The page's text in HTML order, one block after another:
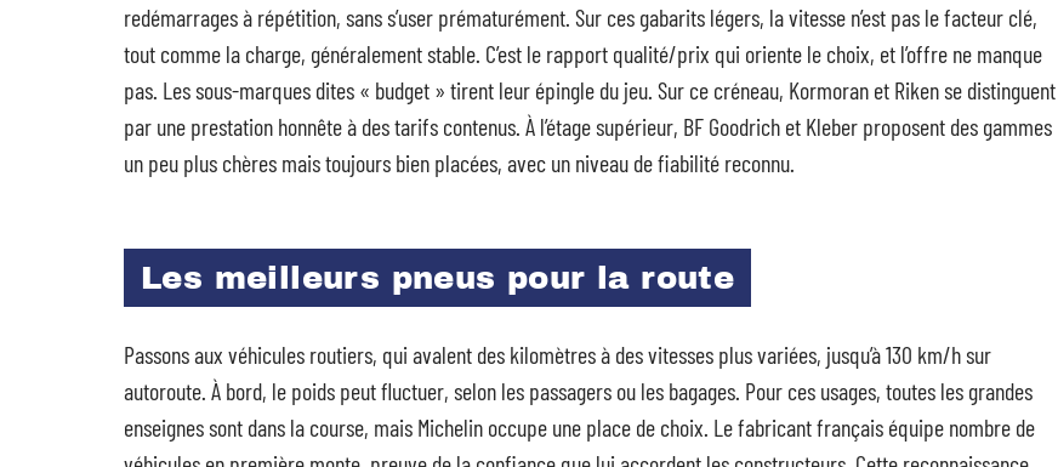
redémarrages à répétition, sans s’user prématurément. Sur ces gabarits légers, la vitesse n’est pas le facteur clé,
tout comme la charge, généralement stable. C’est le rapport qualité/prix qui oriente le choix, et l’offre ne manque
pas. Les sous-marques dites « budget » tirent leur épingle du jeu. Sur ce créneau, Kormoran et Riken se distinguent
par une prestation honnête à des tarifs contenus. À l’étage supérieur, BF Goodrich et Kleber proposent des gammes
un peu plus chères mais toujours bien placées, avec un niveau de fiabilité reconnu.
Les meilleurs pneus pour la route
Passons aux véhicules routiers, qui avalent des kilomètres à des vitesses plus variées, jusqu’à 130 km/h sur
autoroute. À bord, le poids peut fluctuer, selon les passagers ou les bagages. Pour ces usages, toutes les grandes
enseignes sont dans la course, mais Michelin occupe une place de choix. Le fabricant français équipe nombre de